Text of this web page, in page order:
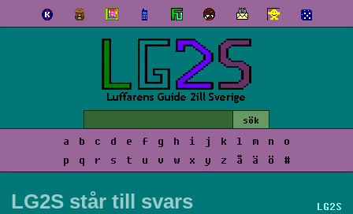
a b c d e f g h i j k l m n
o
p
q r s t u v w x y z å ä ö #
LG2S
LG2S står till svars